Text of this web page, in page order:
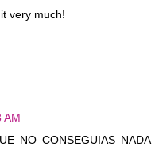
very much!
AM
NO CONSEGUIAS NADA